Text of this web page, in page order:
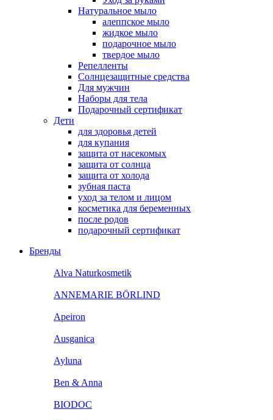
Натуральное мыло
алеппское мыло
жидкое мыло
подарочное мыло
твердое мыло
Репелленты
Солнцезащитные средства
Для мужчин
Наборы для тела
Подарочный сертификат
Дети
для здоровья детей
для купания
защита от насекомых
защита от солнца
защита от холода
зубная паста
уход за телом и лицом
косметика для беременных
после родов
подарочный сертификат
Бренды
Alva Naturkosmetik
ANNEMARIE BÖRLIND
Apeiron
Ausganica
Ayluna
Ben & Anna
BIODOC